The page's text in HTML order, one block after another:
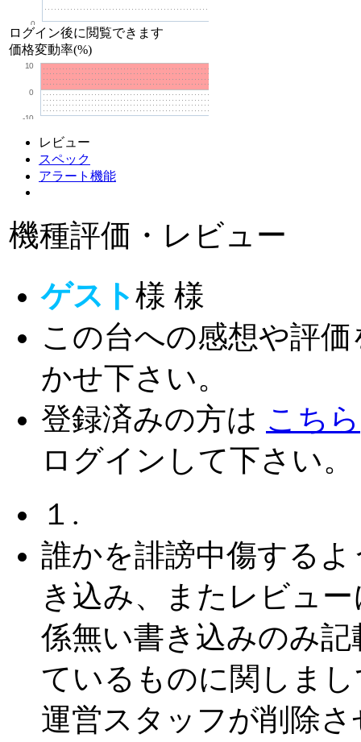
0
ログイン後に閲覧できます
価格変動率(%)
-10
0
10
レビュー
スペック
アラート機能
機種評価・レビュー
ゲスト様 様
この台への感想や評価
かせ下さい。
登録済みの方は こちら
ログインして下さい。
１.
誰かを誹謗中傷するよ
き込み、またレビュー
係無い書き込みのみ記
ているものに関しま
運営スタッフが削除さ